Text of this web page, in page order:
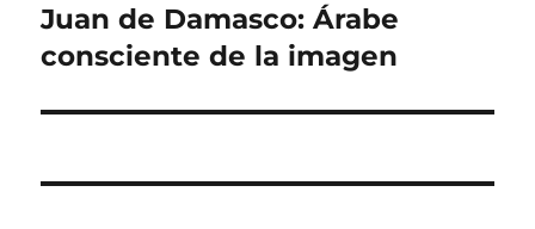
Entrada
siguiente:
Juan de Damasco: Árabe
consciente de la imagen